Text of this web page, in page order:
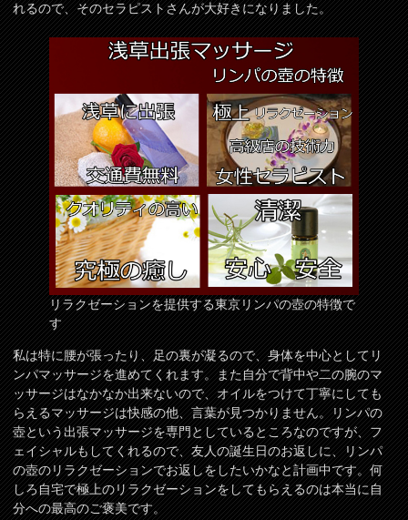
れるので、そのセラピストさんが大好きになりました。
リラクゼーションを提供する東京リンパの壺の特徴で
す
私は特に腰が張ったり、足の裏が凝るので、身体を中心としてリ
ンパマッサージを進めてくれます。また自分で背中や二の腕のマ
ッサージはなかなか出来ないので、オイルをつけて丁寧にしても
らえるマッサージは快感の他、言葉が見つかりません。リンパの
壺という出張マッサージを専門としているところなのですが、フ
ェイシャルもしてくれるので、友人の誕生日のお返しに、リンパ
の壺のリラクゼーションでお返しをしたいかなと計画中です。何
しろ自宅で極上のリラクゼーションをしてもらえるのは本当に自
分への最高のご褒美です。